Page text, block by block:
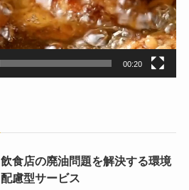
00:20
飲食店の廃油問題を解決する環境
配慮型サービス